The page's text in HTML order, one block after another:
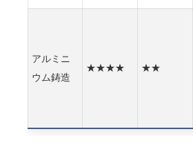
アルミニ
ウム鋳造
★★★★ ★★